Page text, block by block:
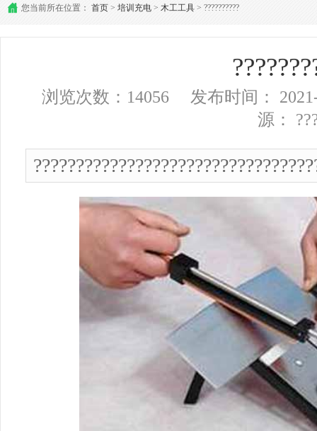
您当前所在位置： 首页 > 培训充电 > 木工工具 > ??????????
浏览次数：14056 发布时间：
源：